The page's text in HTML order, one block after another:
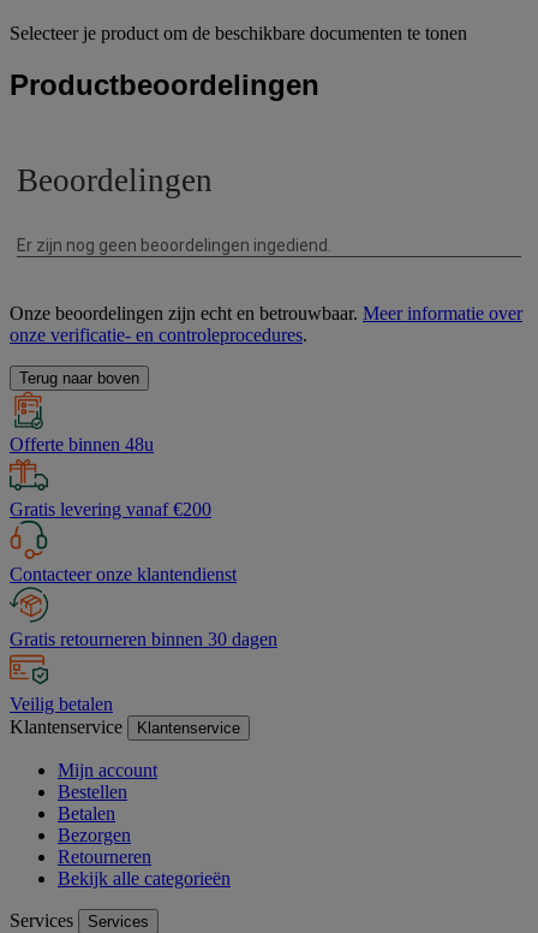
Selecteer je product om de beschikbare documenten te tonen
Productbeoordelingen
Onze beoordelingen zijn echt en betrouwbaar. Meer informatie over
onze verificatie- en controleprocedures.
Terug naar boven
Offerte binnen 48u
Gratis levering vanaf €200
Contacteer onze klantendienst
Gratis retourneren binnen 30 dagen
Veilig betalen
Klantenservice
Klantenservice
Mijn account
Bestellen
Betalen
Bezorgen
Retourneren
Bekijk alle categorieën
Services Services